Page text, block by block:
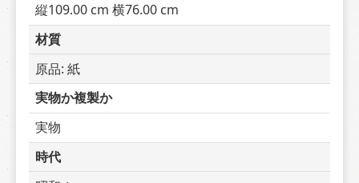
縦109.00 cm 横76.00 cm
材質
原品: 紙
実物か複製か
実物
時代